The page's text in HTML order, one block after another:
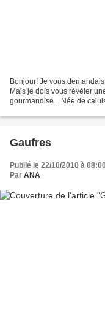
Bonjour! Je vous
Mais je dois vous révéler
gourmandise... Née de
Gaufres
Publié le 22/10/2010 à
Par ANA